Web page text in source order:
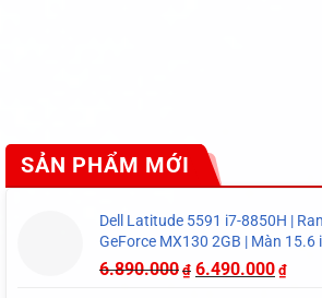
SẢN PHẨM MỚI
Dell Latitude 5591 i7-8850H |
GeForce MX130 2GB | Màn 15.6
6.890.000 ₫ 6.490.000 ₫